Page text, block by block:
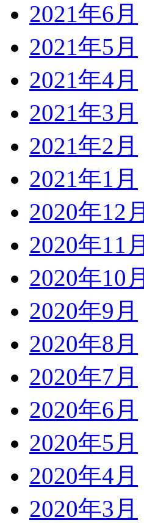
2021年6月
2021年5月
2021年4月
2021年3月
2021年2月
2021年1月
2020年12月
2020年11月
2020年10月
2020年9月
2020年8月
2020年7月
2020年6月
2020年5月
2020年4月
2020年3月